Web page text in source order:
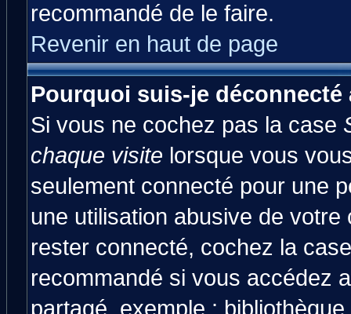
recommandé de le faire.
Revenir en haut de page
Pourquoi suis-je
Si vous ne cochez pas la case
chaque visite lorsque vous
seulement connecté pour une
une utilisation abusive de
rester connecté, cochez la
recommandé si vous accédez
partagé, exemple :